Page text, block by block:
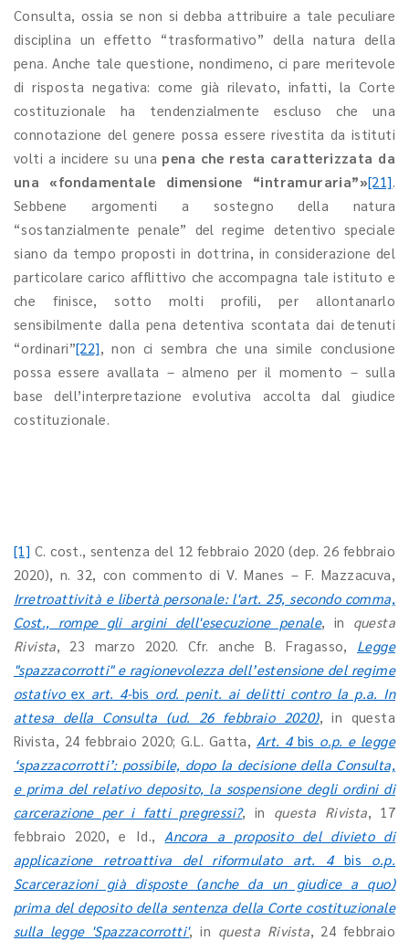
Consulta, ossia se non si debba attribuire a tale peculiare
disciplina un effetto “trasformativo” della natura della
pena. Anche tale questione, nondimeno, ci pare meritevole
di risposta negativa: come già rilevato, infatti, la Corte
costituzionale ha tendenzialmente escluso che una
connotazione del genere possa essere rivestita da istituti
volti a incidere su una pena che resta caratterizzata da
una «fondamentale dimensione “intramuraria”»[21].
Sebbene argomenti a sostegno della natura
“sostanzialmente penale” del regime detentivo speciale
siano da tempo proposti in dottrina, in considerazione del
particolare carico afflittivo che accompagna tale istituto e
che finisce, sotto molti profili, per allontanarlo
sensibilmente dalla pena detentiva scontata dai detenuti
“ordinari”[22], non ci sembra che una simile conclusione
possa essere avallata – almeno per il momento – sulla
base dell’interpretazione evolutiva accolta dal giudice
costituzionale.
[1] C. cost., sentenza del 12 febbraio 2020 (dep. 26 febbraio
2020), n. 32, con commento di V. Manes – F. Mazzacuva,
Irretroattività e libertà personale: l'art. 25, secondo comma,
Cost., rompe gli argini dell'esecuzione penale, in questa
Rivista, 23 marzo 2020. Cfr. anche B. Fragasso, Legge
"spazzacorrotti" e ragionevolezza dell’estensione del regime
ostativo ex art. 4-bis ord. penit. ai delitti contro la p.a. In
attesa della Consulta (ud. 26 febbraio 2020), in questa
Rivista, 24 febbraio 2020; G.L. Gatta, Art. 4 bis o.p. e legge
‘spazzacorrotti’: possibile, dopo la decisione della Consulta,
e prima del relativo deposito, la sospensione degli ordini di
carcerazione per i fatti pregressi?, in questa Rivista, 17
febbraio 2020, e Id., Ancora a proposito del divieto di
applicazione retroattiva del riformulato art. 4 bis o.p.
Scarcerazioni già disposte (anche da un giudice a quo)
prima del deposito della sentenza della Corte costituzionale
sulla legge 'Spazzacorrotti', in questa Rivista, 24 febbraio